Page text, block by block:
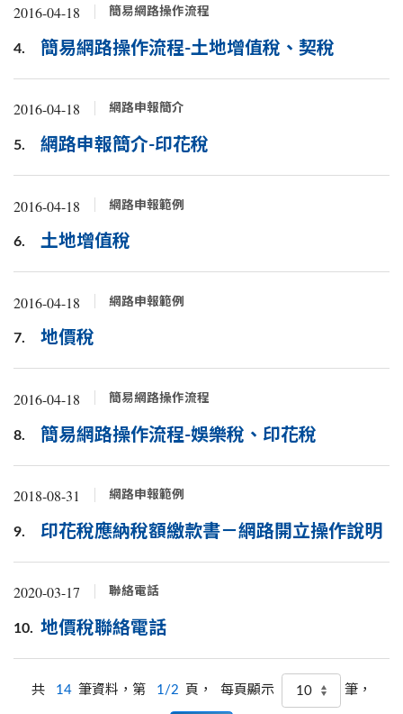
2016-04-18 簡易網路操作流程
4. 簡易網路操作流程-土地增值稅、契稅
2016-04-18 網路申報簡介
5. 網路申報簡介-印花稅
2016-04-18 網路申報範例
6. 土地增值稅
2016-04-18 網路申報範例
7. 地價稅
2016-04-18 簡易網路操作流程
8. 簡易網路操作流程-娛樂稅、印花稅
2018-08-31 網路申報範例
9. 印花稅應納稅額繳款書－網路開立操作說明
2020-03-17 聯絡電話
10. 地價稅聯絡電話
共 14 筆資料，第 1/2 頁， 每頁顯示 筆，